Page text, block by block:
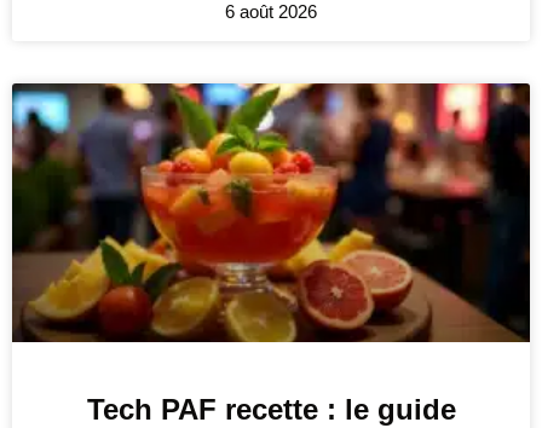
6 août 2026
Tech PAF recette : le guide